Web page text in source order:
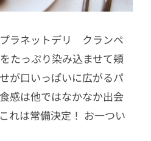
ラネットデリ クランペ
たっぷり染み込ませて頬
が口いっぱいに広がるパ
感は他ではなかなか出会
れは常備決定！ お一つい